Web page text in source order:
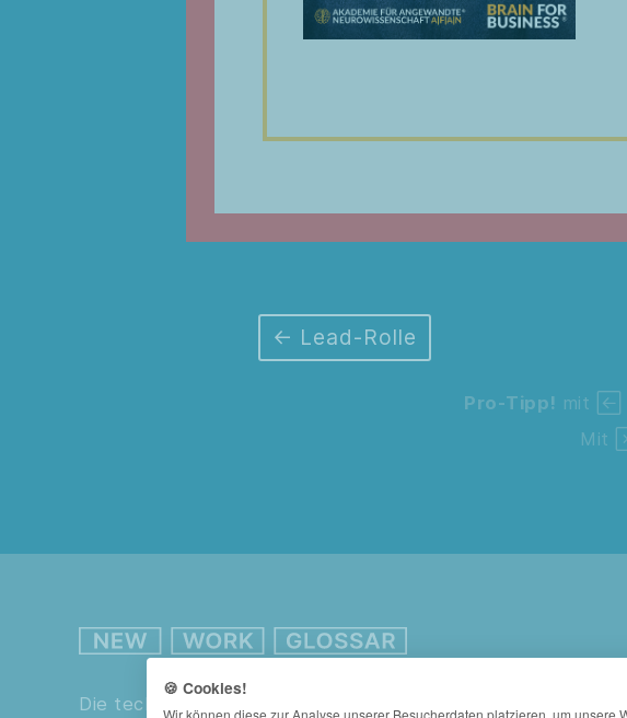
Lead-Rolle
Pro-Tipp! mit 
Mit
Die technische Umsetzung dieses Glossars erfolgt
🍪 Cookies!
Wir können diese zur Analyse unserer Besucherdaten platzieren, um unsere